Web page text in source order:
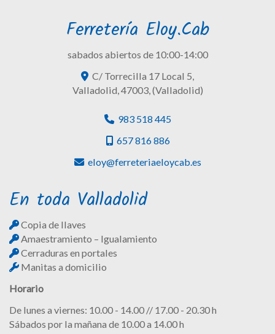
Ferretería Eloy.Cab
sabados abiertos de 10:00-14:00
C/ Torrecilla 17 Local 5,
Valladolid,47003,(Valladolid)
983 518 445
657 816 886
eloy
ferreteriaeloycab.es
En toda Valladolid
Copia de llaves
Amaestramiento – Igualamiento
Cerraduras en portales
Manitas a domicilio
Horario
De lunes a viernes: 10.00 - 14.00 // 17.00 - 20.30 h
Sábados por la mañana de 10.00 a 14.00 h